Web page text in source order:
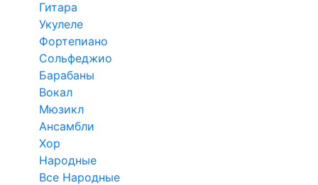
Гитара
Укулеле
Фортепиано
Сольфеджио
Барабаны
Вокал
Мюзикл
Ансамбли
Хор
Народные
Все Народные